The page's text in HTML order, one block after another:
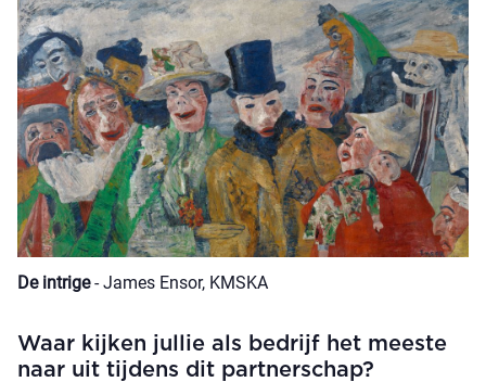
De intrige- James Ensor, KMSKA
Waar kijken jullie als bedrijf het meeste
naar uit tijdens dit partnerschap?